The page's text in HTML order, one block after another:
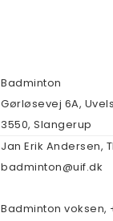
Badminton
Gørløsevej 6A,
3550, Slangerup
Jan Erik Andersen,
badminton@uif.dk
Badminton voksen,